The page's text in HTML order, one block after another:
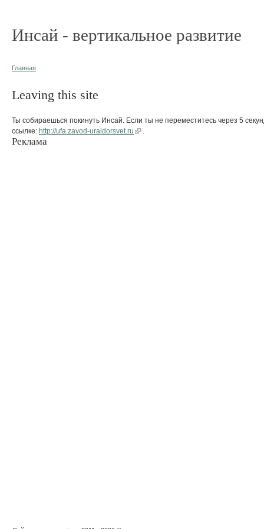
Инсай - вертикальное развитие
Главная
Leaving this site
Ты собираешься покинуть Инсай. Если ты не переместитесь через 5
ссылке: http://ufa.zavod-uraldorsvet.ru
Реклама